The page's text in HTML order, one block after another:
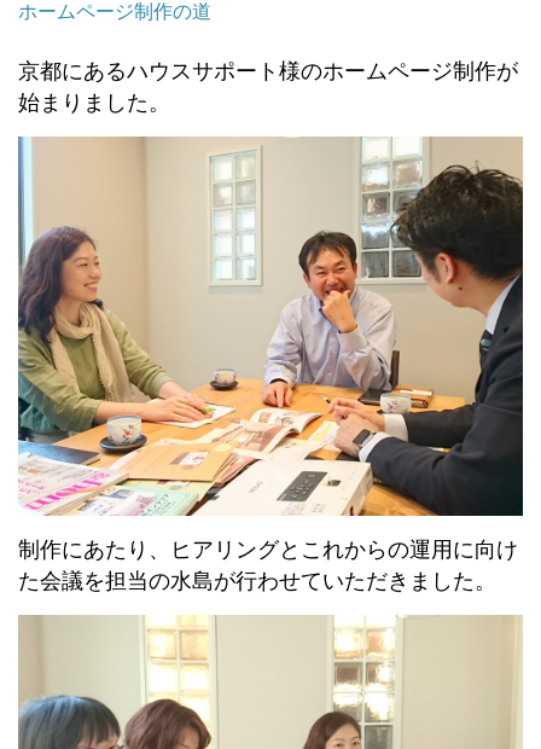
ホームページ制作の道
京都にあるハウスサポート様のホームページ制作が
始まりました。
制作にあたり、ヒアリングとこれからの運用に向け
た会議を担当の水島が行わせていただきました。